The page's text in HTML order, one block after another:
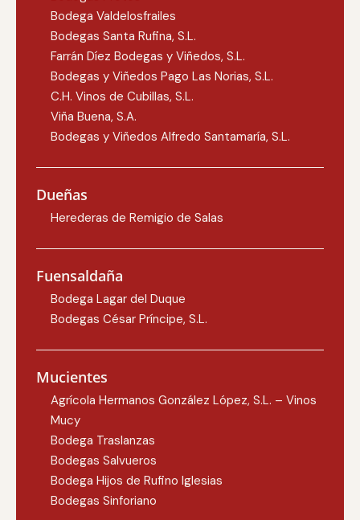
Bodega Valdelosfrailes
Bodegas Santa Rufina, S.L.
Farrán Díez Bodegas y Viñedos, S.L.
Bodegas y Viñedos Pago Las Norias, S.L.
C.H. Vinos de Cubillas, S.L.
Viña Buena, S.A.
Bodegas y Viñedos Alfredo Santamaría, S.L.
Dueñas
Herederas de Remigio de Salas
Fuensaldaña
Bodega Lagar del Duque
Bodegas César Príncipe, S.L.
Mucientes
Agrícola Hermanos González López, S.L. – Vinos
Mucy
Bodega Traslanzas
Bodegas Salvueros
Bodega Hijos de Rufino Iglesias
Bodegas Sinforiano